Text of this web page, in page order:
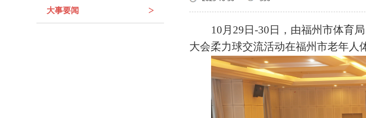
大事要闻 >
10月29日 -30日，由福州市体育
大会柔力球交流活动在福州市老年人